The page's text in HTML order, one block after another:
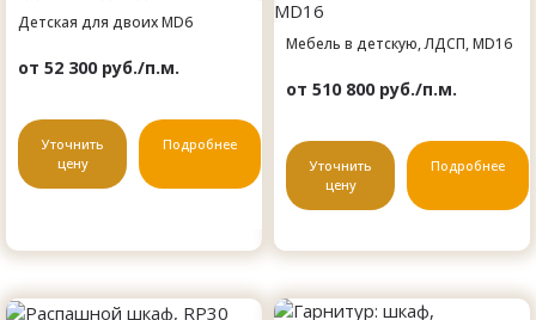
Детская для двоих MD6
от 52 300 руб./п.м.
Уточнить
цену
Подробнее
Мебель в детскую, ЛДСП, MD16
от 510 800 руб./п.м.
Уточнить
цену
Подробнее